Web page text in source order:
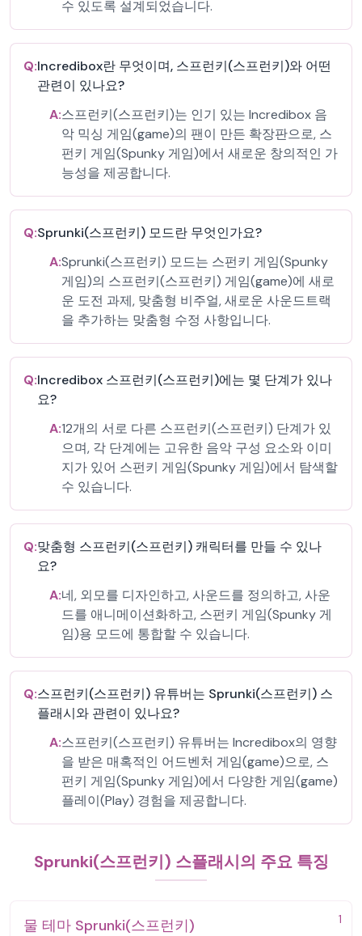
수 있도록 설계되었습니다.
Q:Incredibox란 무엇이며, 스프런키(스프런키)와 어떤
관련이 있나요?
A:스프런키(스프런키)는 인기 있는 Incredibox 음
악 믹싱 게임(game)의 팬이 만든 확장판으로, 스
펀키 게임(Spunky 게임)에서 새로운 창의적인 가
능성을 제공합니다.
Q:Sprunki(스프런키) 모드란 무엇인가요?
A:Sprunki(스프런키) 모드는 스펀키 게임(Spunky
게임)의 스프런키(스프런키) 게임(game)에 새로
운 도전 과제, 맞춤형 비주얼, 새로운 사운드트랙
을 추가하는 맞춤형 수정 사항입니다.
Q:Incredibox 스프런키(스프런키)에는 몇 단계가 있나
요?
A:12개의 서로 다른 스프런키(스프런키) 단계가 있
으며, 각 단계에는 고유한 음악 구성 요소와 이미
지가 있어 스펀키 게임(Spunky 게임)에서 탐색할
수 있습니다.
Q:맞춤형 스프런키(스프런키) 캐릭터를 만들 수 있나
요?
A:네, 외모를 디자인하고, 사운드를 정의하고, 사운
드를 애니메이션화하고, 스펀키 게임(Spunky 게
임)용 모드에 통합할 수 있습니다.
Q:스프런키(스프런키) 유튜버는 Sprunki(스프런키) 스
플래시와 관련이 있나요?
A:스프런키(스프런키) 유튜버는 Incredibox의 영향
을 받은 매혹적인 어드벤처 게임(game)으로, 스
펀키 게임(Spunky 게임)에서 다양한 게임(game)
플레이(Play) 경험을 제공합니다.
Sprunki(스프런키) 스플래시의 주요 특징
1
물 테마 Sprunki(스프런키)